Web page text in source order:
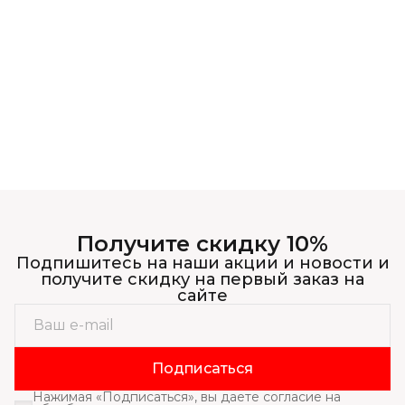
Получите скидку 10%
Подпишитесь на наши акции и новости и
получите скидку на первый заказ на
сайте
Подписаться
Нажимая «Подписаться», вы даете согласие на